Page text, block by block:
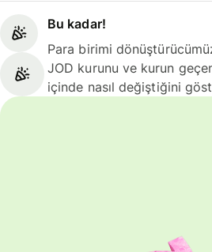
Bu kadar!
Para birimi
JOD kurunu ve kurun
içinde nasıl değiştiğini